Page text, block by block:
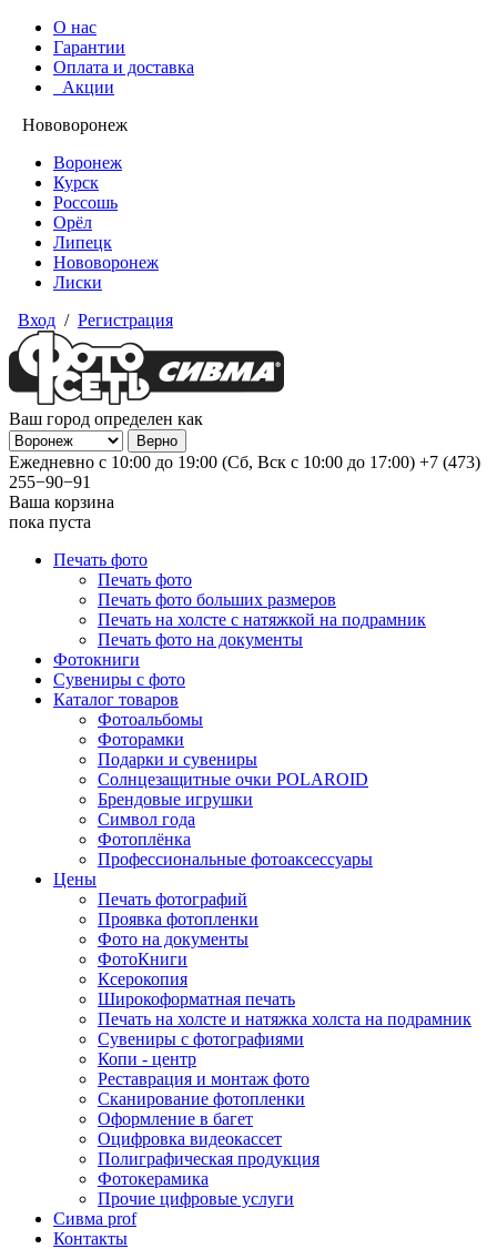
О нас
Гарантии
Оплата и доставка
Акции
Нововоронеж
Воронеж
Курск
Россошь
Орёл
Липецк
Нововоронеж
Лиски
Вход / Регистрация
Ваш город определен как
Ежедневно с 10:00 до 19:00 (Сб, Вск с 10:00 до 17:00) +7 (473)
255−90−91
Ваша корзина
пока пуста
Печать фото
Печать фото
Печать фото больших размеров
Печать на холсте с натяжкой на подрамник
Печать фото на документы
Фотокниги
Сувениры с фото
Каталог товаров
Фотоальбомы
Фоторамки
Подарки и сувениры
Солнцезащитные очки POLAROID
Брендовые игрушки
Символ года
Фотоплёнка
Профессиональные фотоаксессуары
Цены
Печать фотографий
Проявка фотопленки
Фото на документы
ФотоКниги
Ксерокопия
Широкоформатная печать
Печать на холсте и натяжка холста на подрамник
Сувениры с фотографиями
Копи - центр
Реставрация и монтаж фото
Сканирование фотопленки
Оформление в багет
Оцифровка видеокассет
Полиграфическая продукция
Фотокерамика
Прочие цифровые услуги
Сивма prof
Контакты